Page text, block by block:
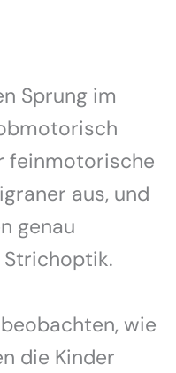
Sprung im
feinmotorische
aus, und
genau
wie
die Kinder